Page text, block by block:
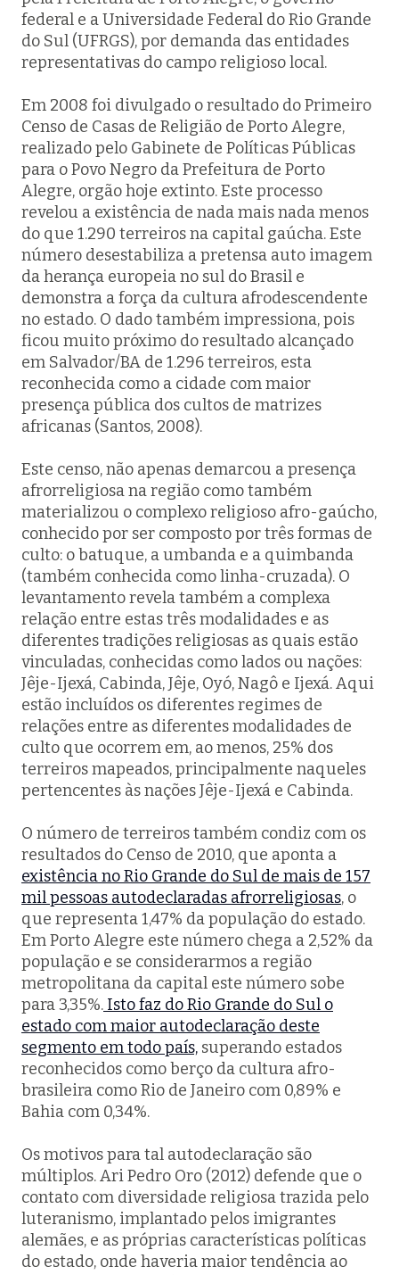
federal e a Universidade Federal do Rio Grande
do Sul (UFRGS), por demanda das entidades
representativas do campo religioso local.
Em 2008 foi divulgado o resultado doPrimeiro
Censo de Casas de Religião de Porto Alegre,
realizado pelo Gabinete de Políticas Públicas
para o Povo Negro da Prefeitura de Porto
Alegre, orgão hoje extinto. Este processo
revelou a existência de nada mais nada menos
do que 1.290 terreiros na capital gaúcha. Este
número desestabiliza a pretensa auto imagem
da herança europeia no sul do Brasil e
demonstra a força da cultura afrodescendente
no estado. O dado também impressiona, pois
ficou muito próximo do resultado alcançado
em Salvador/BA de 1.296 terreiros, esta
reconhecida como a cidade com maior
presença pública dos cultos de matrizes
africanas (Santos, 2008).
Este censo, não apenas demarcou a presença
afrorreligiosa na região como também
materializou o complexo religioso afro-gaúcho,
conhecido por ser composto por três formas de
culto: o batuque, a umbanda e a quimbanda
(também conhecida como linha-cruzada). O
levantamento revela também a complexa
relação entre estas três modalidades e as
diferentes tradições religiosas as quais estão
vinculadas, conhecidas como lados ou nações:
Jêje-Ijexá, Cabinda, Jêje, Oyó, Nagô e Ijexá. Aqui
estão incluídos os diferentes regimes de
relações entre as diferentes modalidades de
culto que ocorrem em, ao menos, 25% dos
terreiros mapeados, principalmente naqueles
pertencentes às nações Jêje-Ijexá e Cabinda.
O número de terreiros também condiz com os
resultados do Censo de 2010, que aponta a
existência no Rio Grande do Sul de mais de 157
mil pessoas autodeclaradas afrorreligiosas, o
que representa 1,47% da população do estado.
Em Porto Alegre este número chega a 2,52% da
população e se considerarmos a região
metropolitana da capital este número sobe
para 3,35%. Isto faz do Rio Grande do Sul o
estado com maior autodeclaração deste
segmento em todo país, superando estados
reconhecidos como berço da cultura afro-
brasileira como Rio de Janeiro com 0,89% e
Bahia com 0,34%.
Os motivos para tal autodeclaração são
múltiplos. Ari Pedro Oro (2012) defende que o
contato com diversidade religiosa trazida pelo
luteranismo, implantado pelos imigrantes
alemães, e as próprias características políticas
do estado, onde haveria maior tendência ao